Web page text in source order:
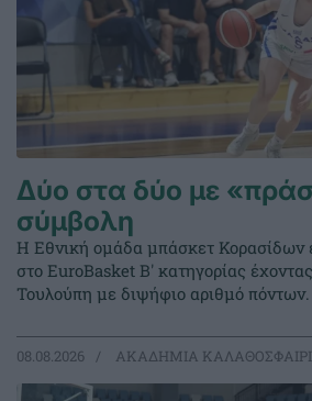
Δύο στα δύο με
σύμβολη
Η Εθνική ομάδα μπάσκετ Κορασίδων
στο EuroBasket Β' κατηγορίας
Τουλούπη με διψήφιο αριθμό πόντων.
08.08.2026 ΑΚΑΔΗΜΙΑ